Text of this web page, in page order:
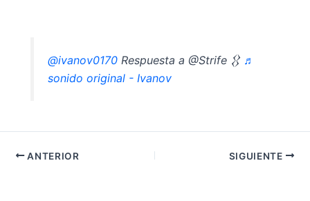
@ivanov0170 Respuesta a @Strife 𒌐 ♬
sonido original - Ivanov
ANTERIOR SIGUIENTE